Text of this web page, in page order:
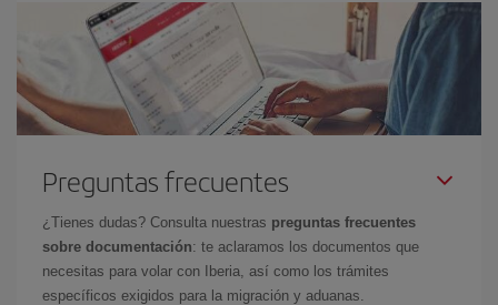
Preguntas frecuentes
¿Tienes dudas? Consulta nuestras preguntas frecuentes
sobre documentación: te aclaramos los documentos que
necesitas para volar con Iberia, así como los trámites
específicos exigidos para la migración y aduanas.